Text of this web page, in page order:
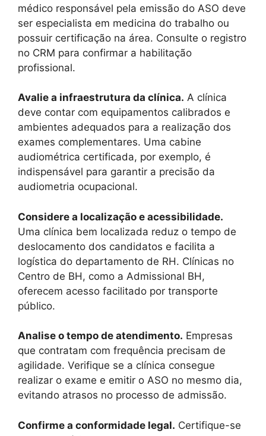
médico responsável pela emissão do ASO deve
ser especialista em medicina do trabalho ou
possuir certificação na área. Consulte o registro
no CRM para confirmar a habilitação
profissional.
Avalie a infraestrutura da clínica. A clínica
deve contar com equipamentos calibrados e
ambientes adequados para a realização dos
exames complementares. Uma cabine
audiométrica certificada, por exemplo, é
indispensável para garantir a precisão da
audiometria ocupacional.
Considere a localização e acessibilidade.
Uma clínica bem localizada reduz o tempo de
deslocamento dos candidatos e facilita a
logística do departamento de RH. Clínicas no
Centro de BH, como a Admissional BH,
oferecem acesso facilitado por transporte
público.
Analise o tempo de atendimento. Empresas
que contratam com frequência precisam de
agilidade. Verifique se a clínica consegue
realizar o exame e emitir o ASO no mesmo dia,
evitando atrasos no processo de admissão.
Confirme a conformidade legal. Certifique-se